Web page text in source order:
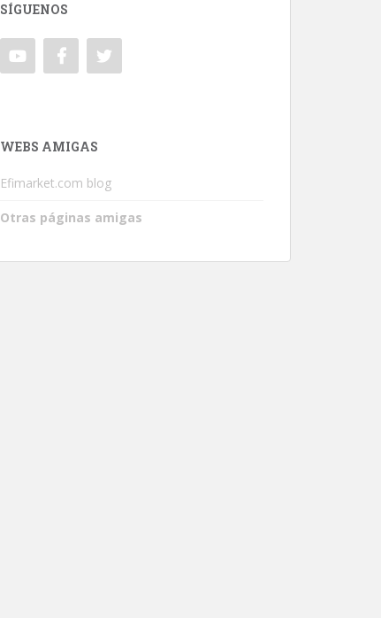
SÍGUENOS
WEBS AMIGAS
Efimarket.com blog
Otras páginas amigas